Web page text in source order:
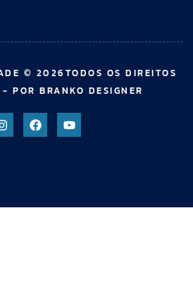
© 2026TODOS OS DIREITOS
- POR BRANKO DESIGNER